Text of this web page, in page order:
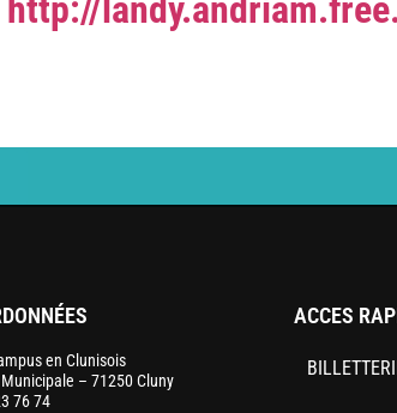
http://
en Clunisois
– 71250 Cluny
76 74
ACCES